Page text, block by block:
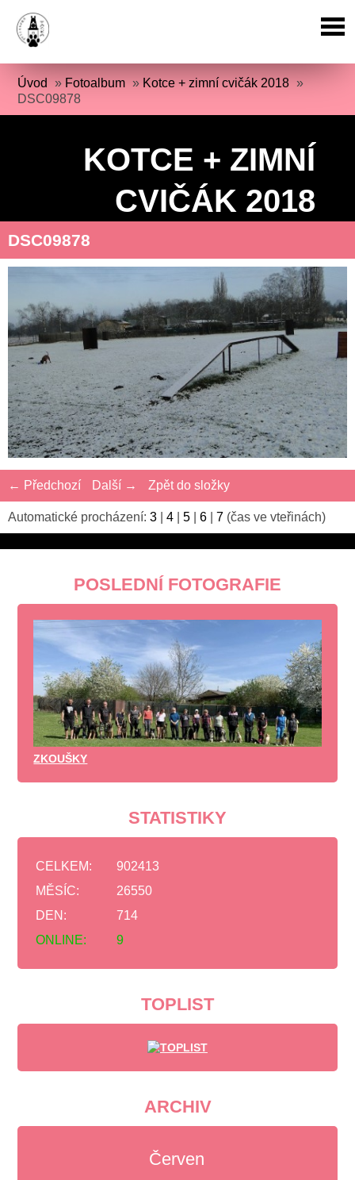
Úvod » Fotoalbum » Kotce + zimní cvičák 2018 »
DSC09878
KOTCE + ZIMNÍ
CVIČÁK 2018
DSC09878
← Předchozí Další → Zpět do složky
Automatické procházení: 3 4 5 6 7 (čas ve vteřinách)
POSLEDNÍ FOTOGRAFIE
ZKOUŠKY
STATISTIKY
ONLINE: 9
CELKEM:
902413
MĚSÍC:
26550
DEN:
714
TOPLIST
ARCHIV
Červen